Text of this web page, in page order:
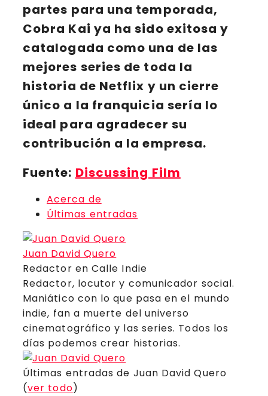
partes para una temporada,
Cobra Kai ya ha sido exitosa y
catalogada como una de las
mejores series de toda la
historia de Netflix y un cierre
único a la franquicia sería lo
ideal para agradecer su
contribución a la empresa.
Fuente: Discussing Film
Acerca de
Últimas entradas
Juan David Quero
Redactor en Calle Indie
Redactor, locutor y comunicador social.
Maniático con lo que pasa en el mundo
indie, fan a muerte del universo
cinematográfico y las series. Todos los
días podemos crear historias.
Últimas entradas de Juan David Quero
(ver todo)